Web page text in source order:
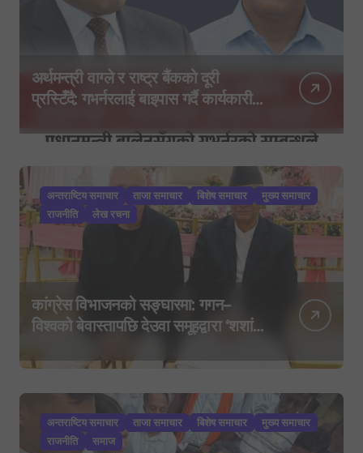
अर्थमन्त्री वाग्ले र राष्ट्र बैंकको दूरी
प्रस्टिँदै: गभर्नरलाई बाइपास गर्दै कार्यकारी
अन्तराष्टिय समाचार ताजा समाचार बिशेष समाचार
मुख्य समाचार
राजनीति
लेख रचना
कांग्रेस विभाजनको सङ्घारमा: गगन–
विश्वको बेवास्तापछि देउवा समूहद्वारा ‘शशांक
यात्राको घोषणा तयारी!
अन्तराष्टिय समाचार ताजा समाचार बिशेष समाचार
मुख्य समाचार
राजनीति
समाज